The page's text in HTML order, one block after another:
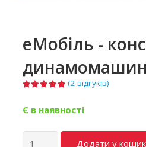
еМобіль -
(2 відгуків)
Є в наявності
Додати у кошик